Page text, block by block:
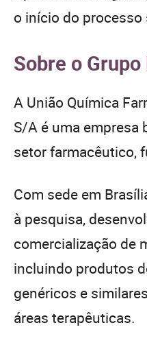
o início do processo
Sobre o
A União Química
S/A é uma empresa
setor farmacêutico,
Com sede em
à pesquisa,
comercialização de
incluindo produtos
genéricos e
áreas terapêuticas.